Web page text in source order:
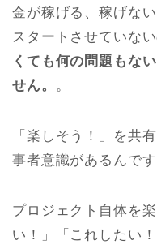
金が稼げる、稼げな
スタートさせていな
くても何の問題もな
せん。 。
「楽しそう！」を共
事者意識があるんです
プロジェクト自体を
い！」「これしたい